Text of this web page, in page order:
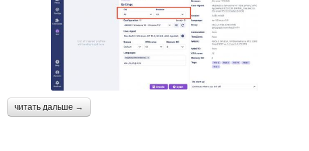
читать дальше →